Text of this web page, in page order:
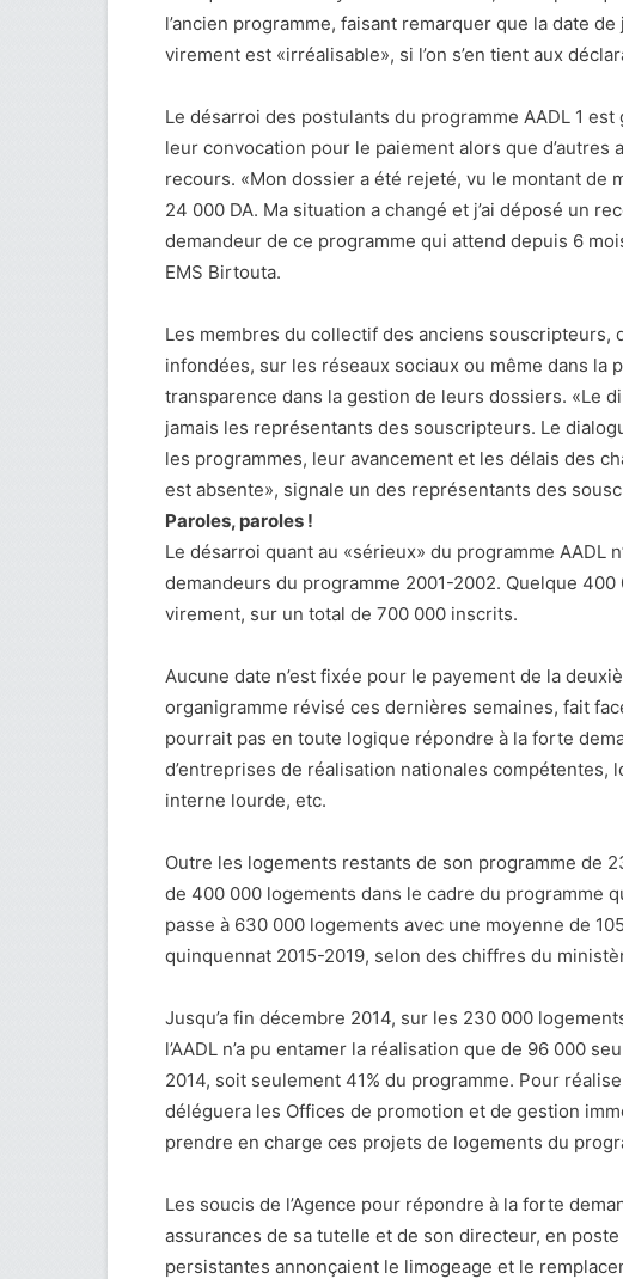
l’ancien programme, faisant remarquer que la date
virement est «irréalisable», si l’on s’en tient aux
Le désarroi des postulants du programme AADL 1
leur convocation pour le paiement alors que d’autres
recours. «Mon dossier a été rejeté, vu le montant de
24 000 DA. Ma situation a changé et j’ai déposé un
demandeur de ce programme qui attend depuis 6
EMS Birtouta.
Les membres du collectif des anciens
infondées, sur les réseaux sociaux ou même dans la
transparence dans la gestion de leurs dossiers. «Le
jamais les représentants des souscripteurs. Le
les programmes, leur avancement et les délais des
est absente», signale un des représentants des
Paroles, paroles !
Le désarroi quant au «sérieux» du programme AADL
demandeurs du programme 2001-2002. Quelque
virement, sur un total de 700 000 inscrits.
Aucune date n’est fixée pour le payement de la
organigramme révisé ces dernières semaines, fait
pourrait pas en toute logique répondre à la forte
d’entreprises de réalisation nationales
interne lourde, etc.
Outre les logements restants de son programme de
de 400 000 logements dans le cadre du programme
passe à 630 000 logements avec une moyenne de
quinquennat 2015-2019, selon des chiffres du
Jusqu’a fin décembre 2014, sur les 230 000
l’AADL n’a pu entamer la réalisation que de 96 000
2014, soit seulement 41% du programme. Pour
déléguera les Offices de promotion et de gestion
prendre en charge ces projets de logements du
Les soucis de l’Agence pour répondre à la forte
assurances de sa tutelle et de son directeur, en
persistantes annonçaient le limogeage et le